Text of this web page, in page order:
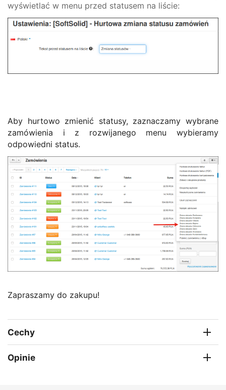
wyświetlać w menu przed statusem na liście:
Aby hurtowo zmienić statusy, zaznaczamy wybrane
zamówienia i z rozwijanego menu wybieramy
odpowiedni status.
Zapraszamy do zakupu!
Cechy
Opinie